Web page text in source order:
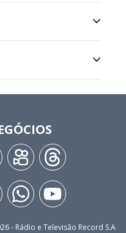
- Rádio e Televisão Record S.A